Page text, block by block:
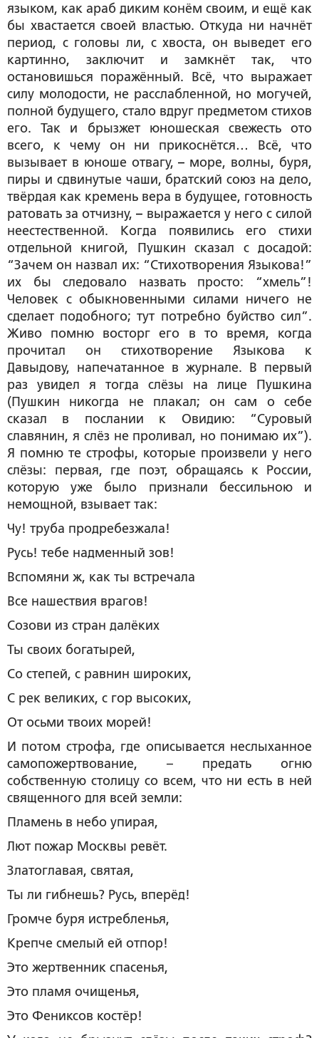
языком, как араб диким конём своим, и ещё как
бы хвастается своей властью. Откуда ни начнёт
период, с головы ли, с хвоста, он выведет его
картинно, заключит и замкнёт так, что
остановишься поражённый. Всё, что выражает
силу молодости, не расслабленной, но могучей,
полной будущего, стало вдруг предметом стихов
его. Так и брызжет юношеская свежесть ото
всего, к чему он ни прикоснётся… Всё, что
вызывает в юноше отвагу,– море, волны, буря,
пиры и сдвинутые чаши, братский союз на дело,
твёрдая как кремень вера в будущее, готовность
ратовать за отчизну,– выражается у него с силой
неестественной. Когда появились его стихи
отдельной книгой, Пушкин сказал с досадой:
“Зачем он назвал их: “Стихотворения Языкова!”
их бы следовало назвать просто: “хмель”!
Человек с обыкновенными силами ничего не
сделает подобного; тут потребно буйство сил”.
Живо помню восторг его в то время, когда
прочитал он стихотворение Языкова к
Давыдову, напечатанное в журнале. В первый
раз увидел я тогда слёзы на лице Пушкина
(Пушкин никогда не плакал; он сам о себе
сказал в послании к Овидию: “Суровый
славянин, я слёз не проливал, но понимаю их”).
Я помню те строфы, которые произвели у него
слёзы: первая, где поэт, обращаясь к России,
которую уже было признали бессильною и
немощной, взывает так:
Чу! труба продребезжала!
Русь! тебе надменный зов!
Вспомяни ж, как ты встречала
Все нашествия врагов!
Созови из стран далёких
Ты своих богатырей,
Со степей, с равнин широких,
С рек великих, с гор высоких,
От осьми твоих морей!
И потом строфа, где описывается неслыханное
самопожертвование, – предать огню
собственную столицу со всем, что ни есть в ней
священного для всей земли:
Пламень в небо упирая,
Лют пожар Москвы ревёт.
Златоглавая, святая,
Ты ли гибнешь? Русь, вперёд!
Громче буря истребленья,
Крепче смелый ей отпор!
Это жертвенник спасенья,
Это пламя очищенья,
Это Фениксов костёр!